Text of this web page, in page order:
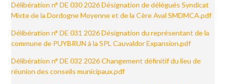
Délibération n° DE 030 2026 Désignation de délégués Syndicat
Mixte de la Dordogne Moyenne et de la Cère Aval SMDMCA.pdf
Délibération n° DE 031 2026 Désignation du représentant de la
commune de PUYBRUN à la SPL Cauvaldor Expansion.pdf
Délibération n° DE 032 2026 Changement définitif du lieu de
réunion des conseils municipaux.pdf